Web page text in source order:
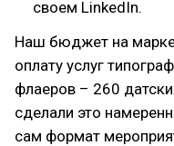
своем LinkedIn.
Наш бюджет на
оплату услуг
флаеров – 260
сделали это
сам формат